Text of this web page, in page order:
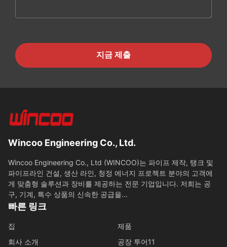
지금 제출
Wincoo Engineering Co., Ltd.
Wincoo Engineering Co., Ltd (WINCOO)는 파이프 제작, 탱크 및
파이프라인 건설, 생산 라인, 청정 에너지 프로젝트 분야의 고객에
게 맞춤형 솔루션과 장비를 제공하는 전문 기업입니다. 저희는 공
구, 기계, 특수 상품의 신속한 공급을...
빠른 링크
집
제품
회사 소개
공장 투어11